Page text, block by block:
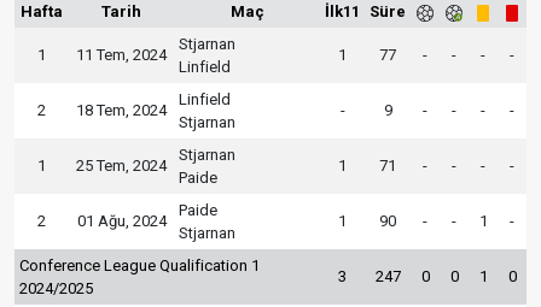
Hafta Tarih Maç İlk11 Süre
1 11 Tem, 2024
Stjarnan
Linfield
1 77 - - - -
2 18 Tem, 2024
Linfield
Stjarnan
- 9 - - - -
1 25 Tem, 2024
Stjarnan
Paide
1 71 - - - -
2 01 Ağu, 2024
Paide
Stjarnan
1 90 - - 1 -
Conference League Qualification 1
2024/2025
3 247 0 0 1 0